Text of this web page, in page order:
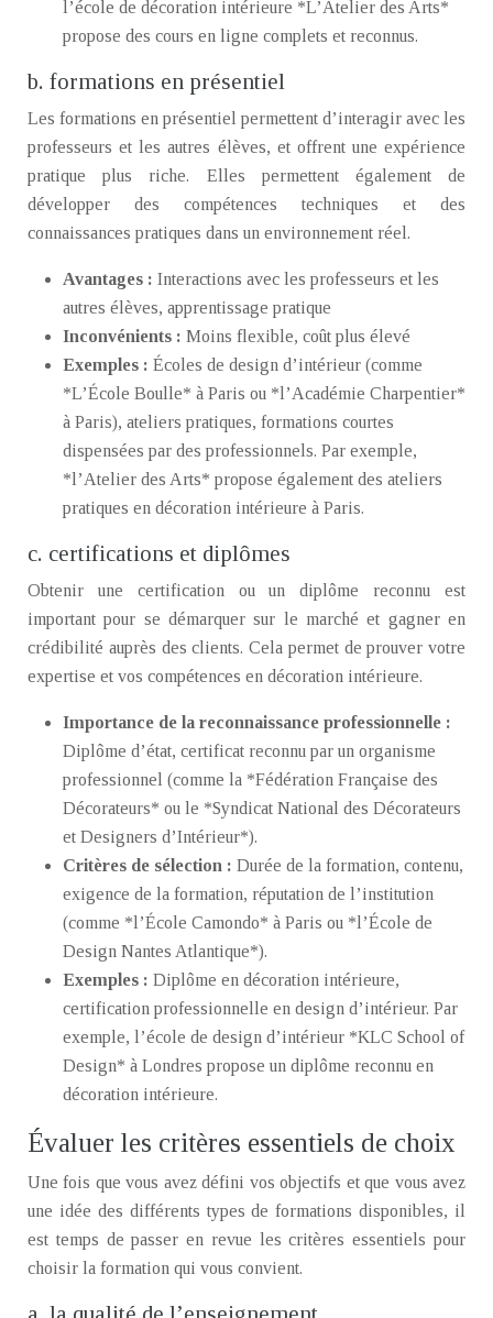
l’école de décoration intérieure *L’Atelier des Arts*
propose des cours en ligne complets et reconnus.
b. formations en présentiel
Les formations en présentiel permettent d’interagir avec les
professeurs et les autres élèves, et offrent une expérience
pratique plus riche. Elles permettent également de
développer des compétences techniques et des
connaissances pratiques dans un environnement réel.
Avantages : Interactions avec les professeurs et les
autres élèves, apprentissage pratique
Inconvénients : Moins flexible, coût plus élevé
Exemples : Écoles de design d’intérieur (comme
*L’École Boulle* à Paris ou *l’Académie Charpentier*
à Paris), ateliers pratiques, formations courtes
dispensées par des professionnels. Par exemple,
*l’Atelier des Arts* propose également des ateliers
pratiques en décoration intérieure à Paris.
c. certifications et diplômes
Obtenir une certification ou un diplôme reconnu est
important pour se démarquer sur le marché et gagner en
crédibilité auprès des clients. Cela permet de prouver votre
expertise et vos compétences en décoration intérieure.
Importance de la reconnaissance professionnelle :
Diplôme d’état, certificat reconnu par un organisme
professionnel (comme la *Fédération Française des
Décorateurs* ou le *Syndicat National des Décorateurs
et Designers d’Intérieur*).
Critères de sélection : Durée de la formation, contenu,
exigence de la formation, réputation de l’institution
(comme *l’École Camondo* à Paris ou *l’École de
Design Nantes Atlantique*).
Exemples : Diplôme en décoration intérieure,
certification professionnelle en design d’intérieur. Par
exemple, l’école de design d’intérieur *KLC School of
Design* à Londres propose un diplôme reconnu en
décoration intérieure.
Évaluer les critères essentiels de choix
Une fois que vous avez défini vos objectifs et que vous avez
une idée des différents types de formations disponibles, il
est temps de passer en revue les critères essentiels pour
choisir la formation qui vous convient.